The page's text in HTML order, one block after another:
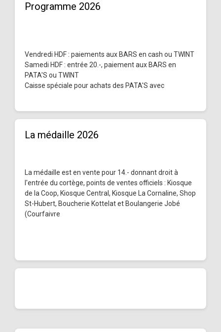
Programme 2026
Vendredi HDF : paiements aux BARS en cash ou TWINT
Samedi HDF : entrée 20.-, paiement aux BARS en
PATA'S ou TWINT
Caisse spéciale pour achats des PATA'S avec
La médaille 2026
La médaille est en vente pour 14.- donnant droit à
l'entrée du cortège, points de ventes officiels : Kiosque
de la Coop, Kiosque Central, Kiosque La Cornaline, Shop
St-Hubert, Boucherie Kottelat et Boulangerie Jobé
(Courfaivre